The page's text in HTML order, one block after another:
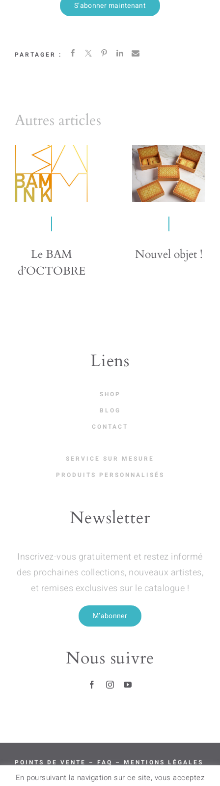
S’abonner maintenant
PARTAGER :
Autres articles
Le BAM
d’OCTOBRE
Nouvel objet !
Liens
SHOP
BLOG
CONTACT
SERVICE SUR MESURE
PRODUITS PERSONNALISÉS
Newsletter
Inscrivez-vous gratuitement et restez informé
des prochaines collections, nouveaux artistes,
et remises exclusives sur le catalogue !
M’abonner
Nous suivre
POINTS DE VENTE – FAQ – MENTIONS LÉGALES
–
LIVRAISON & RETOURS
En poursuivant la navigation sur ce site, vous acceptez